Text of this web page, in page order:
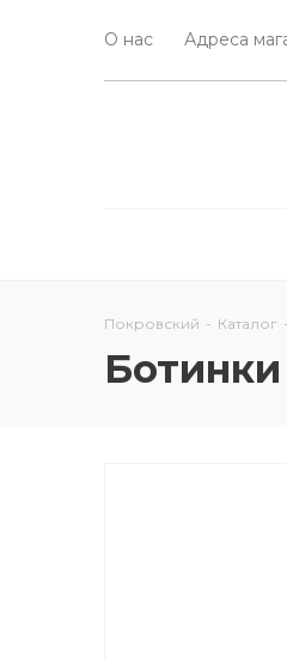
О нас Адреса
Покровский - Каталог -